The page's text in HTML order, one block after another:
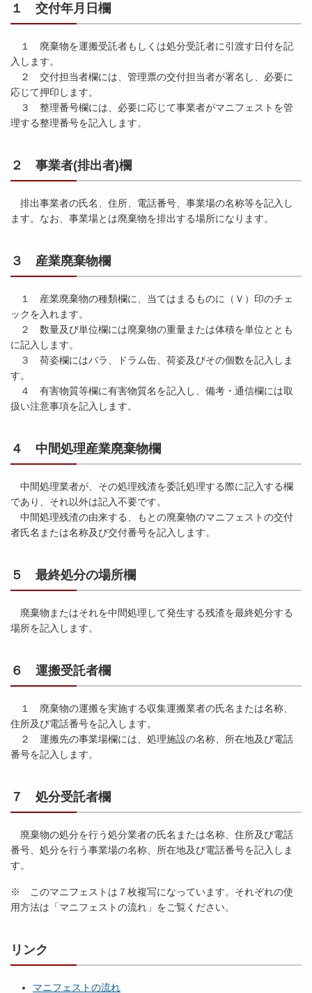
１ 交付年月日欄
１ 廃棄物を運搬受託者もしくは処分受託者に引渡す日付を記
入します。
２ 交付担当者欄には、管理票の交付担当者が署名し、必要に
応じて押印します。
３ 整理番号欄には、必要に応じて事業者がマニフェストを管
理する整理番号を記入します。
２ 事業者(排出者)欄
排出事業者の氏名、住所、電話番号、事業場の名称等を記入し
ます。なお、事業場とは廃棄物を排出する場所になります。
３ 産業廃棄物欄
１ 産業廃棄物の種類欄に、当てはまるものに（Ｖ）印のチェ
ックを入れます。
２ 数量及び単位欄には廃棄物の重量または体積を単位ととも
に記入します。
３ 荷姿欄にはバラ、ドラム缶、荷姿及びその個数を記入しま
す。
４ 有害物質等欄に有害物質名を記入し、備考・通信欄には取
扱い注意事項を記入します。
４ 中間処理産業廃棄物欄
中間処理業者が、その処理残渣を委託処理する際に記入する欄
であり、それ以外は記入不要です。
中間処理残渣の由来する、もとの廃棄物のマニフェストの交付
者氏名または名称及び交付番号を記入します。
５ 最終処分の場所欄
廃棄物またはそれを中間処理して発生する残渣を最終処分する
場所を記入します。
６ 運搬受託者欄
１ 廃棄物の運搬を実施する収集運搬業者の氏名または名称、
住所及び電話番号を記入します。
２ 運搬先の事業場欄には、処理施設の名称、所在地及び電話
番号を記入します。
７ 処分受託者欄
廃棄物の処分を行う処分業者の氏名または名称、住所及び電話
番号、処分を行う事業場の名称、所在地及び電話番号を記入しま
す。
※ このマニフェストは７枚複写になっています。それぞれの使
用方法は「マニフェストの流れ」をご覧ください。
リンク
マニフェストの流れ